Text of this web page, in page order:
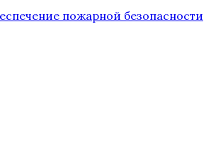
пожарной безопасности